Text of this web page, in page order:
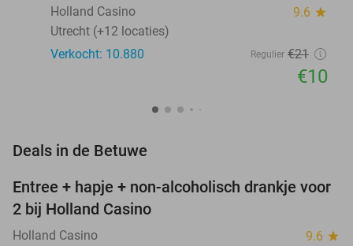
Holland Casino
9.6 star
Utrecht (+12 locaties)
Verkocht: 10.880
Regulier €21
€10
Deals in de Betuwe
52%
Entree + hapje + non-alcoholisch drankje voor
2 bij Holland Casino
Holland Casino 9.6 star